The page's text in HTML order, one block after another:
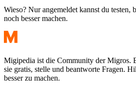
Wieso? Nur angemeldet kannst du testen,
noch besser machen.
Migipedia ist die Community der Migros.
sie gratis, stelle und beantworte Fragen.
besser zu machen.